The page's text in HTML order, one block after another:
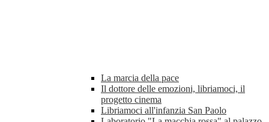
La marcia della pace
Il dottore delle emozioni, libriamoci, il
progetto cinema
Libriamoci all'infanzia San Paolo